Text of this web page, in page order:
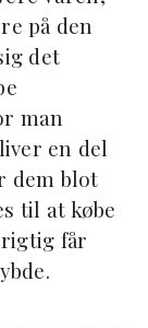
på den
det
man
en del
dem blot
til at købe
får